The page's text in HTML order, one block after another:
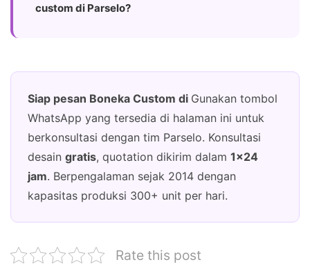
custom di Parselo?
Siap pesan Boneka Custom di Gunakan tombol
WhatsApp yang tersedia di halaman ini untuk
berkonsultasi dengan tim Parselo. Konsultasi
desain gratis, quotation dikirim dalam 1×24
jam. Berpengalaman sejak 2014 dengan
kapasitas produksi 300+ unit per hari.
Rate this post